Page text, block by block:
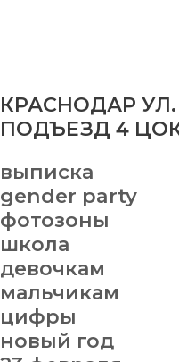
КРАСНОДАР
ПОДЪЕЗД 4
выписка
gender party
фотозоны
школа
девочкам
мальчикам
цифры
новый год